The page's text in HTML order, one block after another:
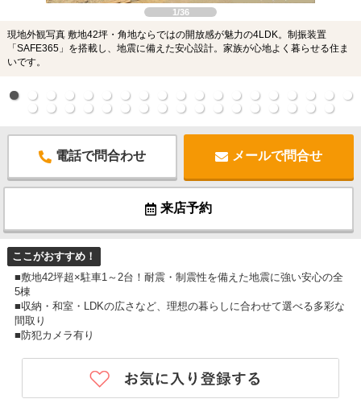
1/36
現地外観写真 敷地42坪・角地ならではの開放感が魅力の4LDK。制振装置
「SAFE365」を搭載し、地震に備えた安心設計。家族が心地よく暮らせる住ま
いです。
電話で問合わせ メールで問合せ
来店予約
ここがおすすめ！
■敷地42坪超×駐車1～2台！耐震・制震性を備えた地震に強い安心の全
5棟
■収納・和室・LDKの広さなど、理想の暮らしに合わせて選べる多彩な
間取り
■防犯カメラ有り